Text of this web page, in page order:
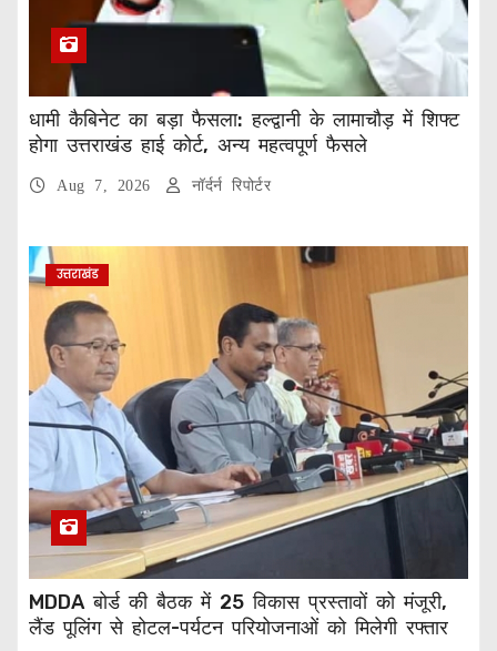
धामी कैबिनेट का बड़ा फैसला: हल्द्वानी के लामाचौड़ में शिफ्ट
होगा उत्तराखंड हाई कोर्ट, अन्य महत्वपूर्ण फैसले
Aug 7, 2026 नॉर्दर्न रिपोर्टर
उत्तराखंड
MDDA बोर्ड की बैठक में 25 विकास प्रस्तावों को मंजूरी,
लैंड पूलिंग से होटल-पर्यटन परियोजनाओं को मिलेगी रफ्तार